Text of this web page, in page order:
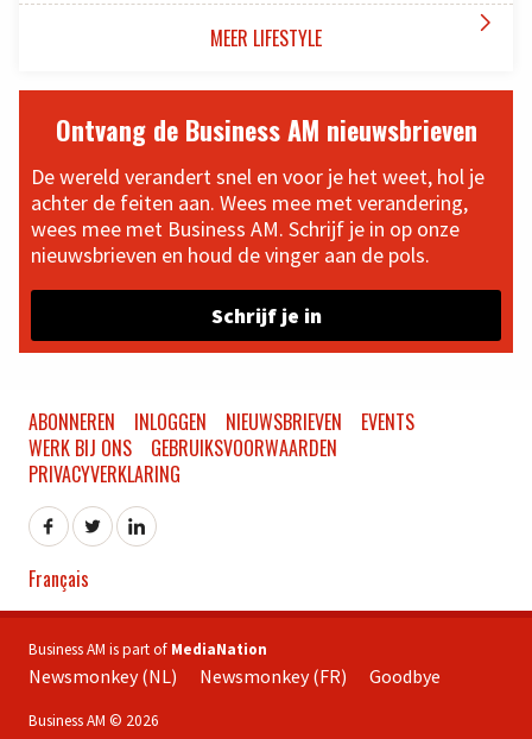
MEER LIFESTYLE 
Ontvang de Business AM nieuwsbrieven
De wereld verandert snel en voor je het weet, hol je
achter de feiten aan. Wees mee met verandering,
wees mee met Business AM. Schrijf je in op onze
nieuwsbrieven en houd de vinger aan de pols.
Schrijf je in
ABONNEREN INLOGGEN NIEUWSBRIEVEN
EVENTS
WERK BIJ ONS
GEBRUIKSVOORWAARDEN
PRIVACYVERKLARING
Français
Business AM is part of MediaNation
Newsmonkey (NL) Newsmonkey (FR) Goodbye
Business AM © 2026